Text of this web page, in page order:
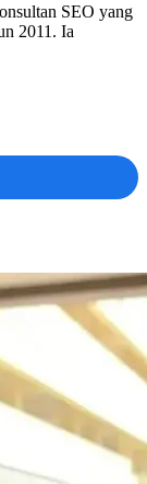
SEO yang
2011. Ia